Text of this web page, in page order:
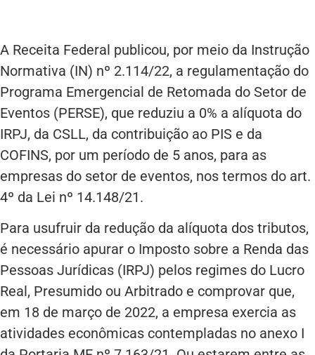
A Receita Federal publicou, por meio da Instrução
Normativa (IN) nº 2.114/22, a regulamentação do
Programa Emergencial de Retomada do Setor de
Eventos (PERSE), que reduziu a 0% a alíquota do
IRPJ, da CSLL, da contribuição ao PIS e da
COFINS, por um período de 5 anos, para as
empresas do setor de eventos, nos termos do art.
4º da Lei nº 14.148/21.
Para usufruir da redução da alíquota dos tributos,
é necessário apurar o Imposto sobre a Renda das
Pessoas Jurídicas (IRPJ) pelos regimes do Lucro
Real, Presumido ou Arbitrado e comprovar que,
em 18 de março de 2022, a empresa exercia as
atividades econômicas contempladas no anexo I